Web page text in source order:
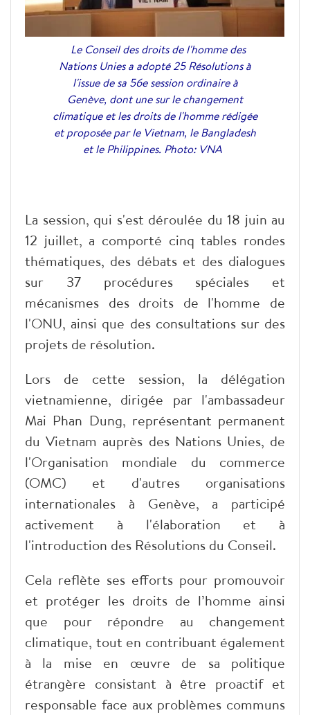
Le Conseil des droits de l'homme des
Nations Unies a adopté 25 Résolutions à
l'issue de sa 56e session ordinaire à
Genève, dont une sur le changement
climatique et les droits de l'homme rédigée
et proposée par le Vietnam, le Bangladesh
et le Philippines. Photo: VNA
La session, qui s'est déroulée du 18 juin au
12 juillet, a comporté cinq tables rondes
thématiques, des débats et des dialogues
sur 37 procédures spéciales et
mécanismes des droits de l'homme de
l'ONU, ainsi que des consultations sur des
projets de résolution.
Lors de cette session, la délégation
vietnamienne, dirigée par l'ambassadeur
Mai Phan Dung, représentant permanent
du Vietnam auprès des Nations Unies, de
l'Organisation mondiale du commerce
(OMC) et d'autres organisations
internationales à Genève, a participé
activement à l'élaboration et à
l'introduction des Résolutions du Conseil.
Cela reflète ses efforts pour promouvoir
et protéger les droits de l’homme ainsi
que pour répondre au changement
climatique, tout en contribuant également
à la mise en œuvre de sa politique
étrangère consistant à être proactif et
responsable face aux problèmes communs